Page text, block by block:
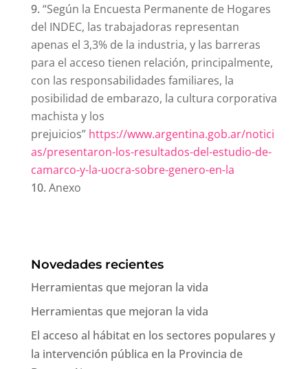
“Según la Encuesta Permanente de Hogares
del INDEC, las trabajadoras representan
apenas el 3,3% de la industria, y las barreras
para el acceso tienen relación, principalmente,
con las responsabilidades familiares, la
posibilidad de embarazo, la cultura corporativa
machista y los
prejuicios” https://www.argentina.gob.ar/notici
as/presentaron-los-resultados-del-estudio-de-
camarco-y-la-uocra-sobre-genero-en-la
Anexo
Novedades recientes
Herramientas que mejoran la vida
Herramientas que mejoran la vida
El acceso al hábitat en los sectores populares y
la intervención pública en la Provincia de